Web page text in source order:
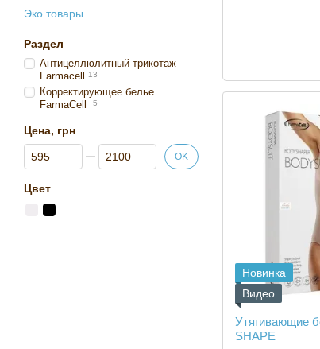
Новинка
Видео
Утягивающие
SHAPE
Эко товары
Раздел
Антицеллюлитный трикотаж
Farmacell
13
Корректирующее белье
FarmaCell
5
Цена, грн
От Цена, грн
До Цена, грн OK
Цвет